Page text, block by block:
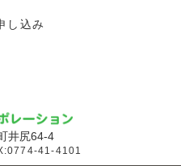
し込み
井尻64-4
41-4101